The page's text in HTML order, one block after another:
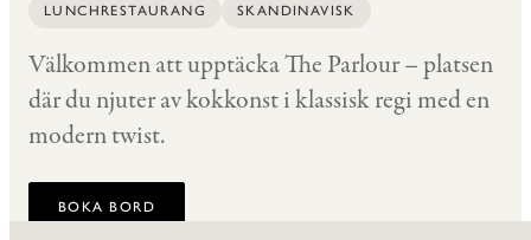
LUNCHRESTAURANG SKANDINAVISK
Välkommen att upptäcka The Parlour – platsen
där du njuter av kokkonst i klassisk regi med en
modern twist.
BOKA BORD